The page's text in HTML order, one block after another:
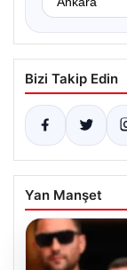
Bizi Takip Edin
Yan Manşet